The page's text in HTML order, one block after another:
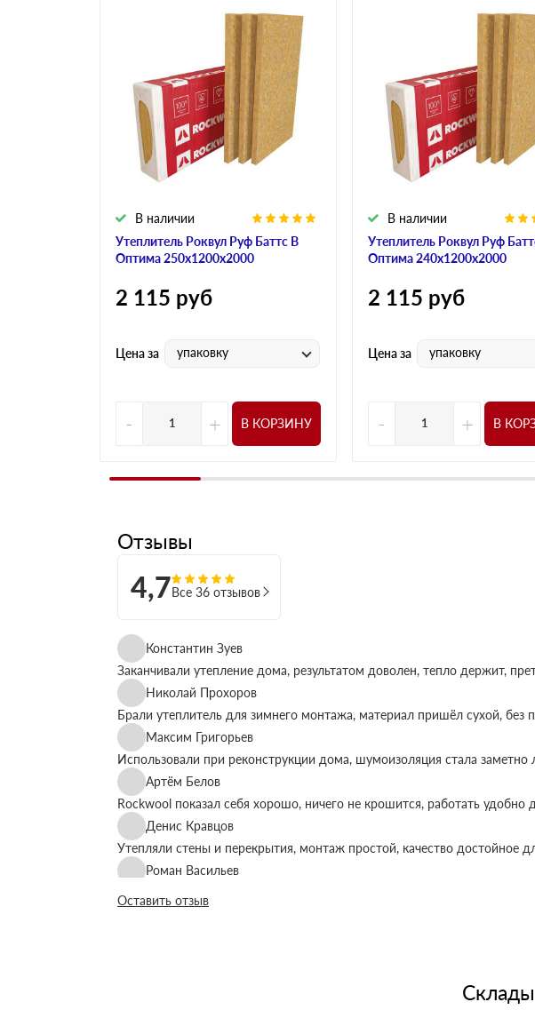
Утеплитель Роквул Руф Баттс В
Оптима 250х1200х2000
В наличии
2 115 руб
Цена за упаковку
- + В КОРЗИНУ
Утеплитель Роквул Руф
Оптима 240х1200х2000
В наличии
2 115 руб
Цена за упаковку
- + В
Отзывы
4,7Все 36 отзывов
Константин Зуев
Заканчивали утепление дома, результатом доволен, тепло держит,
Николай Прохоров
Брали утеплитель для зимнего монтажа, материал пришёл сухой, без
Максим Григорьев
Использовали при реконструкции дома, шумоизоляция стала заметно
Артём Белов
Rockwool показал себя хорошо, ничего не крошится, работать
Денис Кравцов
Утепляли стены и перекрытия, монтаж простой, качество достойное
Роман Васильев
Материал соответствует описанию, после утепления расходы на
Оставить отзыв